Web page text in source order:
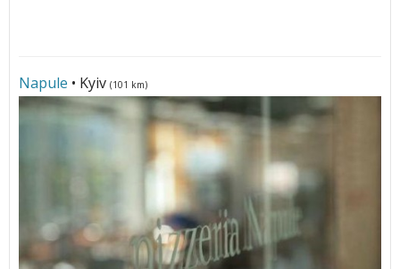
Napule • Kyiv (101 km)